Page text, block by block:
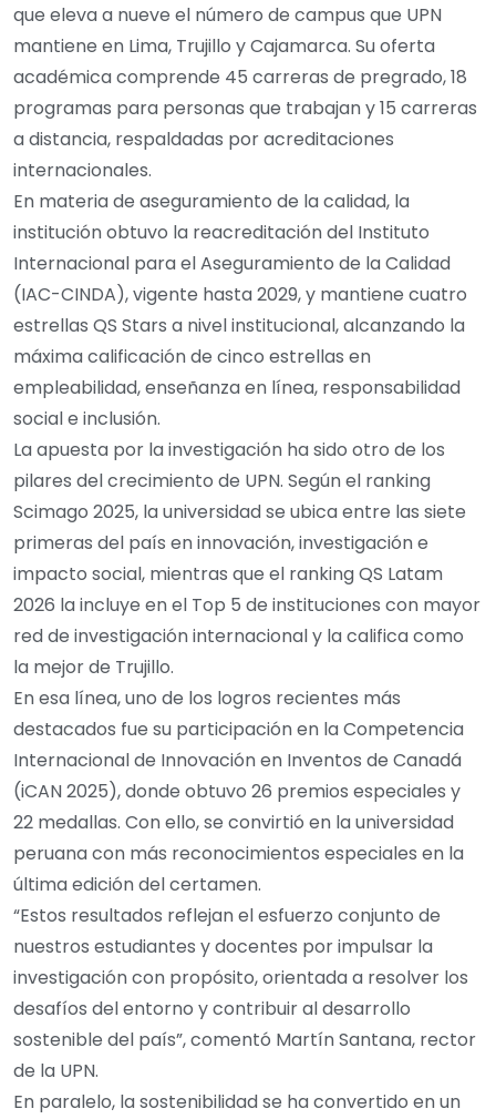
que eleva a nueve el número de campus que UPN
mantiene en Lima, Trujillo y Cajamarca. Su oferta
académica comprende 45 carreras de pregrado, 18
programas para personas que trabajan y 15 carreras
a distancia, respaldadas por acreditaciones
internacionales.
En materia de aseguramiento de la calidad, la
institución obtuvo la reacreditación del Instituto
Internacional para el Aseguramiento de la Calidad
(IAC-CINDA), vigente hasta 2029, y mantiene cuatro
estrellas QS Stars a nivel institucional, alcanzando la
máxima calificación de cinco estrellas en
empleabilidad, enseñanza en línea, responsabilidad
social e inclusión.
La apuesta por la investigación ha sido otro de los
pilares del crecimiento de UPN. Según el ranking
Scimago 2025, la universidad se ubica entre las siete
primeras del país en innovación, investigación e
impacto social, mientras que el ranking QS Latam
2026 la incluye en el Top 5 de instituciones con mayor
red de investigación internacional y la califica como
la mejor de Trujillo.
En esa línea, uno de los logros recientes más
destacados fue su participación en la Competencia
Internacional de Innovación en Inventos de Canadá
(iCAN 2025), donde obtuvo 26 premios especiales y
22 medallas. Con ello, se convirtió en la universidad
peruana con más reconocimientos especiales en la
última edición del certamen.
“Estos resultados reflejan el esfuerzo conjunto de
nuestros estudiantes y docentes por impulsar la
investigación con propósito, orientada a resolver los
desafíos del entorno y contribuir al desarrollo
sostenible del país”, comentó Martín Santana, rector
de la UPN.
En paralelo, la sostenibilidad se ha convertido en un